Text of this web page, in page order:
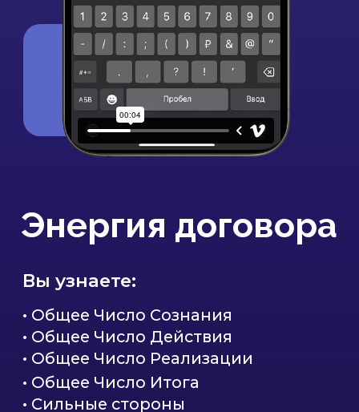
рассчитайте Вашу
Матрицу и Совместимость
с партнером
Калькулятор KeyTo — это уникальная
возможность быстро получить всю
необходимую информацию для
улучшения качества Вашей жизни.